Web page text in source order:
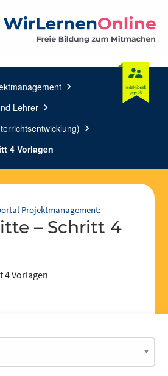
chevron_right
Lehrer chevron_right
chevron_right
4 Vorlagen
Projektmanagement:
4 Vorlagen